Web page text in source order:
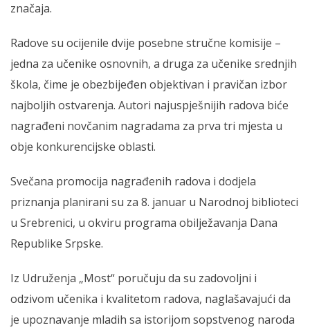
značaja.
Radove su ocijenile dvije posebne stručne komisije –
jedna za učenike osnovnih, a druga za učenike srednjih
škola, čime je obezbijeđen objektivan i pravičan izbor
najboljih ostvarenja. Autori najuspješnijih radova biće
nagrađeni novčanim nagradama za prva tri mjesta u
obje konkurencijske oblasti.
Svečana promocija nagrađenih radova i dodjela
priznanja planirani su za 8. januar u Narodnoj biblioteci
u Srebrenici, u okviru programa obilježavanja Dana
Republike Srpske.
Iz Udruženja „Most“ poručuju da su zadovoljni i
odzivom učenika i kvalitetom radova, naglašavajući da
je upoznavanje mladih sa istorijom sopstvenog naroda